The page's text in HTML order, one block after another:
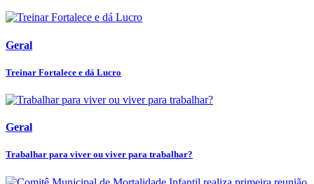
Geral
Treinar Fortalece e dá Lucro
Geral
Trabalhar para viver ou viver para trabalhar?